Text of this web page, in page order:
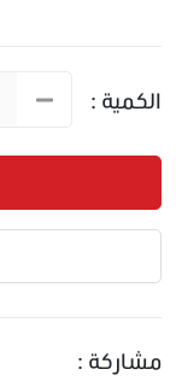
الكمية :
مشاركة :